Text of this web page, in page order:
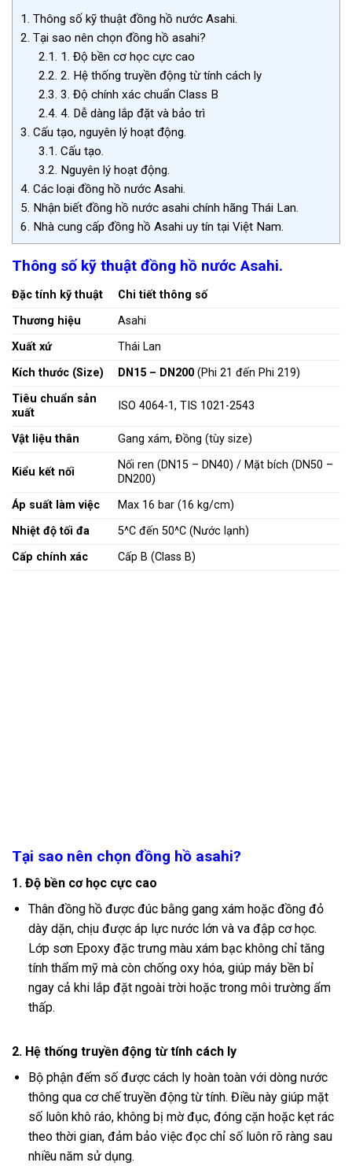
1. Thông số kỹ thuật đồng hồ nước Asahi.
2. Tại sao nên chọn đồng hồ asahi?
2.1. 1. Độ bền cơ học cực cao
2.2. 2. Hệ thống truyền động từ tính cách ly
2.3. 3. Độ chính xác chuẩn Class B
2.4. 4. Dễ dàng lắp đặt và bảo trì
3. Cấu tạo, nguyên lý hoạt động.
3.1. Cấu tạo.
3.2. Nguyên lý hoạt động.
4. Các loại đồng hồ nước Asahi.
5. Nhận biết đồng hồ nước asahi chính hãng Thái Lan.
6. Nhà cung cấp đồng hồ Asahi uy tín tại Việt Nam.
Thông số kỹ thuật đồng hồ nước Asahi.
Đặc tính kỹ thuật
Chi tiết thông số
Thương hiệu
Asahi
Xuất xứ
Thái Lan
Kích thước (Size)
DN15 – DN200 (Phi 21 đến Phi 219)
Tiêu chuẩn sản
xuất
ISO 4064-1, TIS 1021-2543
Vật liệu thân Gang xám, Đồng (tùy size)
Kiểu kết nối
Nối ren (DN15 – DN40) / Mặt bích (DN50 –
DN200)
Áp suất làm việc
Max 16 bar (16 kg/cm)
Nhiệt độ tối đa
5^C đến50^C (Nước lạnh)
Cấp chính xác
Cấp B (Class B)
Tại sao nên chọn đồng hồ asahi?
1. Độ bền cơ học cực cao
Thân đồng hồ được đúc bằng gang xám hoặc đồng đỏ
dày dặn, chịu được áp lực nước lớn và va đập cơ học.
Lớp sơn Epoxy đặc trưng màu xám bạc không chỉ tăng
tính thẩm mỹ mà còn chống oxy hóa, giúp máy bền bỉ
ngay cả khi lắp đặt ngoài trời hoặc trong môi trường ẩm
thấp.
2. Hệ thống truyền động từ tính cách ly
Bộ phận đếm số được cách ly hoàn toàn với dòng nước
thông qua cơ chế truyền động từ tính. Điều này giúp mặt
số luôn khô ráo, không bị mờ đục, đóng cặn hoặc kẹt rác
theo thời gian, đảm bảo việc đọc chỉ số luôn rõ ràng sau
nhiều năm sử dụng.